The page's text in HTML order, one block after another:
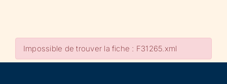
Impossible de trouver la fiche : F31265.xml